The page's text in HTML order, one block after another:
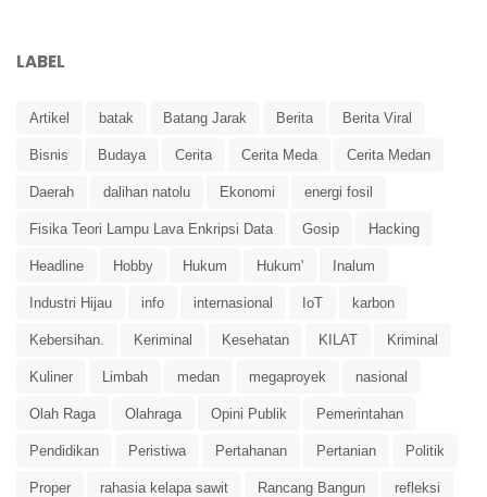
LABEL
Artikel batak Batang Jarak Berita Berita Viral
Bisnis Budaya Cerita Cerita Meda Cerita Medan
Daerah dalihan natolu Ekonomi energi fosil
Fisika Teori Lampu Lava Enkripsi Data Gosip Hacking
Headline Hobby Hukum Hukum' Inalum
Industri Hijau info internasional IoT karbon
Kebersihan. Keriminal Kesehatan KILAT Kriminal
Kuliner Limbah medan megaproyek nasional
Olah Raga Olahraga Opini Publik Pemerintahan
Pendidikan Peristiwa Pertahanan Pertanian Politik
Proper rahasia kelapa sawit Rancang Bangun refleksi